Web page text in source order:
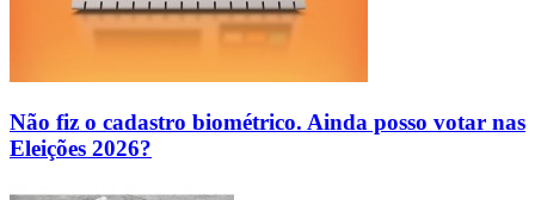
Não fiz o cadastro biométrico. Ainda posso votar nas
Eleições 2026?